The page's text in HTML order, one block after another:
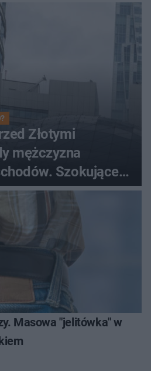
Złotymi
mężczyzna
Szokujące
sieci
Masowa "jelitówka" w